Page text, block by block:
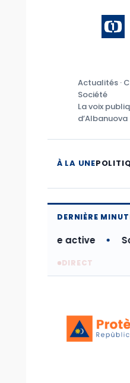
Actualités ·
Société
La voix
d’Albanuova
À LA UNE
DERNIÈRE
sa phase active
DIRECT